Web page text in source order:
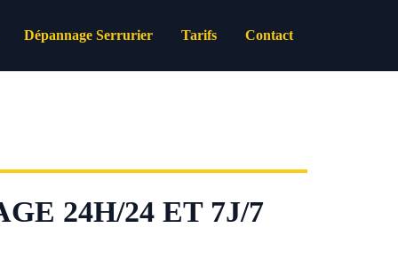
Dépannage Serrurier Tarifs Contact
24H/24 ET 7J/7